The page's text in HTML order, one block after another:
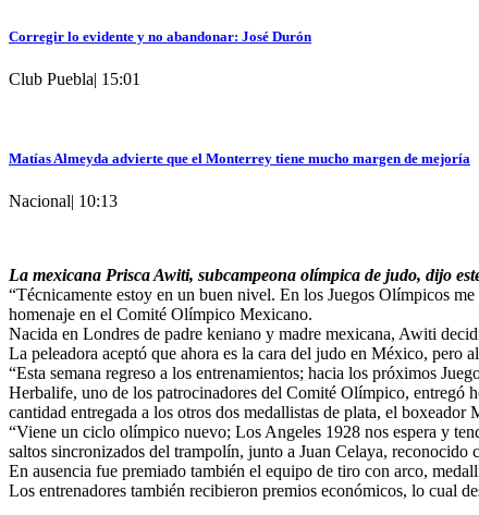
Corregir lo evidente y no abandonar: José Durón
Club Puebla| 15:01
Matías Almeyda advierte que el Monterrey tiene mucho margen de mejoría
Nacional| 10:13
La mexicana Prisca Awiti, subcampeona olímpica de judo, dijo
“Técnicamente estoy en un buen nivel. En los Juegos Olímpicos
homenaje en el Comité Olímpico Mexicano.
Nacida en Londres de padre keniano y madre mexicana, Awiti
La peleadora aceptó que ahora es la cara del judo en México, pero
“Esta semana regreso a los entrenamientos; hacia los próximos
Herbalife, uno de los patrocinadores del Comité Olímpico, entregó
cantidad entregada a los otros dos medallistas de plata, el
“Viene un ciclo olímpico nuevo; Los Angeles 1928 nos espera y
saltos sincronizados del trampolín, junto a Juan Celaya, reconocido
En ausencia fue premiado también el equipo de tiro con arco,
Los entrenadores también recibieron premios económicos, lo cual